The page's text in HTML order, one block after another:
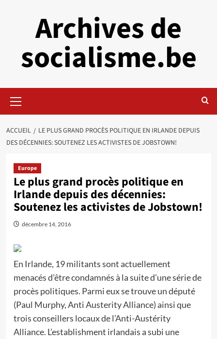
Archives de
socialisme.be
principal
ACCUEIL
LE PLUS GRAND PROCÈS POLITIQUE EN IRLANDE DEPUIS
DES DÉCENNIES: SOUTENEZ LES ACTIVISTES DE JOBSTOWN!
Europe
Le plus grand procès politique en
Irlande depuis des décennies:
Soutenez les activistes de Jobstown!
décembre 14, 2016
En Irlande, 19 militants sont actuellement
menacés d’être condamnés à la suite d’une série de
procès politiques. Parmi eux se trouve un député
(Paul Murphy, Anti Austerity Alliance) ainsi que
trois conseillers locaux de l’Anti-Austérity
Alliance. L’establishment irlandais a subi une